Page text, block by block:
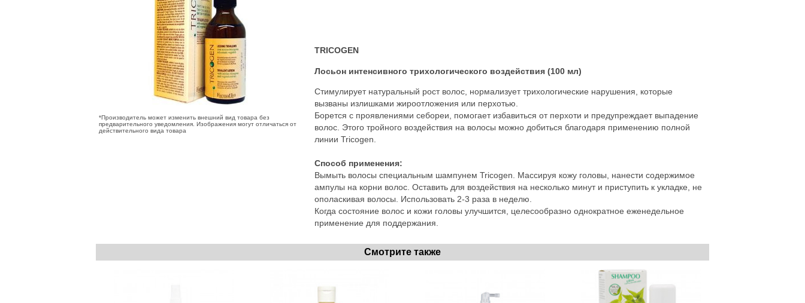
*Производитель может изменить внешний вид товара без
предварительного уведомления. Изображения могут отличаться от
действительного вида товара
TRICOGEN
Лосьон интенсивного трихологического воздействия (100 мл)
Стимулирует натуральный рост волос, нормализует трихологические нарушения, которые
вызваны излишками жироотложения или перхотью.
Борется с проявлениями себореи, помогает избавиться от перхоти и предупреждает выпадение
волос. Этого тройного воздействия на волосы можно добиться благодаря применению полной
линии Tricogen.
Способ применения:
Вымыть волосы специальным шампунем Tricogen. Массируя кожу головы, нанести содержимое
ампулы на корни волос. Оставить для воздействия на несколько минут и приступить к укладке, не
ополаскивая волосы. Использовать 2-3 раза в неделю.
Когда состояние волос и кожи головы улучшится, целесообразно однократное еженедельное
применение для поддержания.
Смотрите также